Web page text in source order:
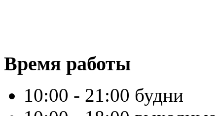
Время работы
10:00 - 21:00 будни